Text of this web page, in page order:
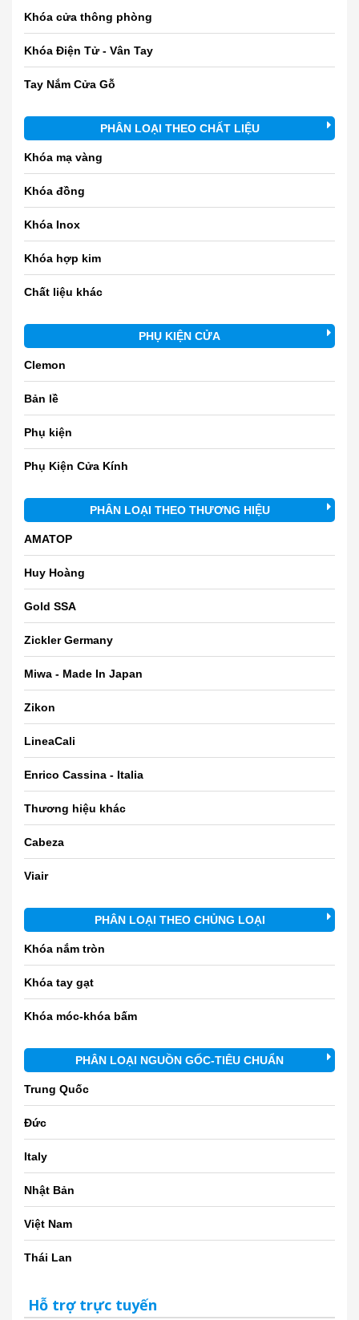
Khóa cửa thông phòng
Khóa Điện Tử - Vân Tay
Tay Nắm Cửa Gỗ
PHÂN LOẠI THEO CHẤT LIỆU
Khóa mạ vàng
Khóa đồng
Khóa Inox
Khóa hợp kim
Chất liệu khác
PHỤ KIỆN CỬA
Clemon
Bản lề
Phụ kiện
Phụ Kiện Cửa Kính
PHÂN LOẠI THEO THƯƠNG HIỆU
AMATOP
Huy Hoàng
Gold SSA
Zickler Germany
Miwa - Made In Japan
Zikon
LineaCali
Enrico Cassina - Italia
Thương hiệu khác
Cabeza
Viair
PHÂN LOẠI THEO CHỦNG LOẠI
Khóa nắm tròn
Khóa tay gạt
Khóa móc-khóa bấm
PHÂN LOẠI NGUỒN GỐC-TIÊU CHUẨN
Trung Quốc
Đức
Italy
Nhật Bản
Việt Nam
Thái Lan
Hỗ trợ trực tuyến